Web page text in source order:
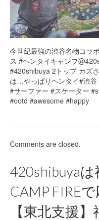
今世紀最強の渋谷名物コラ
ス #ヘンタイキャンプ
#420shibuya 2トップ カズ
は…やっぱりヘンタイ#渋
#サーファー #スケーター
#ootd #awesome #happy
Comments are closed.
420shibuya
CAMP FIRE
【東北支援